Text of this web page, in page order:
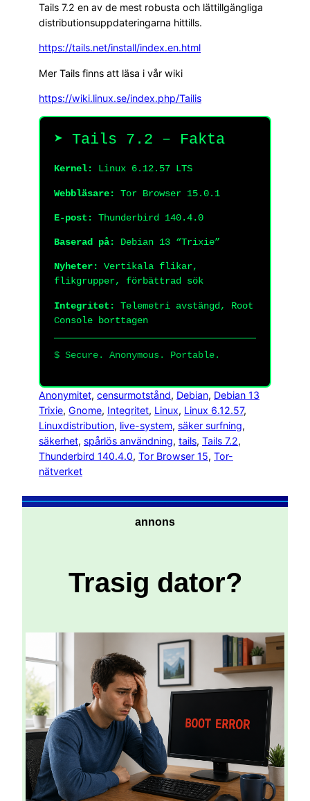
Tails 7.2 en av de mest robusta och lättillgängliga
distributionsuppdateringarna hittills.
https://tails.net/install/index.en.html
Mer Tails finns att läsa i vår wiki
https://wiki.linux.se/index.php/Tailis
➤ Tails 7.2 – Fakta
Kernel: Linux 6.12.57 LTS
Webbläsare: Tor Browser 15.0.1
E-post: Thunderbird 140.4.0
Baserad på: Debian 13 “Trixie”
Nyheter:
Vertikala flikar,
flikgrupper, förbättrad sök
Integritet:
Telemetri avstängd, Root
Console borttagen
$ Secure. Anonymous. Portable.
Anonymitet, censurmotstånd, Debian, Debian 13
Trixie, Gnome, Integritet, Linux, Linux 6.12.57
Linuxdistribution, live-system, säker surfning
säkerhet, spårlös användning, tails, Tails 7.2
Thunderbird 140.4.0, Tor Browser 15, Tor-
nätverket
annons
Trasig dator?